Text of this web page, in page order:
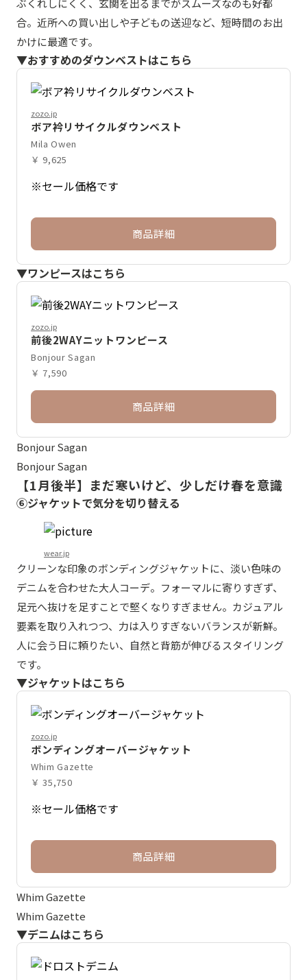
ぶくれしにくく、玄関を出るまでがスムーズなのも好都
合。近所への買い出しや子どもの送迎など、短時間のお出
かけに最適です。
▼おすすめのダウンベストはこちら
zozo.jp
ボア衿リサイクルダウンベスト
Mila Owen
￥ 9,625
※セール価格です
商品詳細
▼ワンピースはこちら
zozo.jp
前後2WAYニットワンピース
Bonjour Sagan
￥ 7,590
商品詳細
Bonjour Sagan
Bonjour Sagan
【1月後半】まだ寒いけど、少しだけ春を意識
⑥ジャケットで気分を切り替える
wear.jp
クリーンな印象のボンディングジャケットに、淡い色味の
デニムを合わせた大人コーデ。フォーマルに寄りすぎず、
足元へ抜けを足すことで堅くなりすぎません。カジュアル
要素を取り入れつつ、力は入りすぎないバランスが新鮮。
人に会う日に頼りたい、自然と背筋が伸びるスタイリング
です。
▼ジャケットはこちら
zozo.jp
ボンディングオーバージャケット
Whim Gazette
￥ 35,750
※セール価格です
商品詳細
Whim Gazette
Whim Gazette
▼デニムはこちら